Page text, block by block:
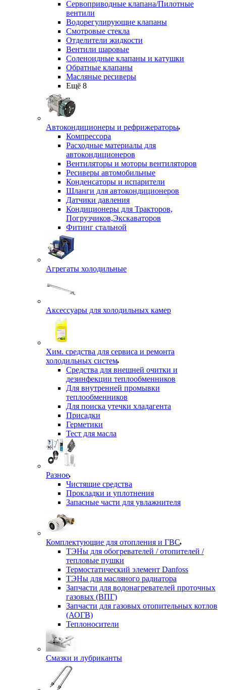
Сервоприводные клапана/Пилотные
вентили
Водорегулирующие клапаны
Смотровые стекла
Отделители жидкости
Вентили шаровые
Соленоидные клапаны и катушки
Обратные клапаны
Масляные ресиверы
Ещё 8
Автокондиционеры и рефрижераторы
Компрессора
Расходные материалы для
автокондиционеров
Вентиляторы и моторы вентиляторов
Ресиверы автомобильные
Конденсаторы и испарители
Шланги для автокондиционеров
Датчики давления
Кондиционеры для Тракторов,
Погрузчиков,Экскаваторов
Фитинг стальной
Агрегаты холодильные
Аксессуары для холодильных камер
Хим. средства для сервиса и ремонта
холодильных систем
Средства для внешней очитки и
дезинфекции теплообменников
Для внутренней промывки
теплообменников
Для поиска утечки хладагента
Присадки
Герметики
Тест для масла
Разное
Чистящие средства
Прокладки и уплотнения
Запасные части для увлажнителя
Комплектующие для отопления и ГВС
ТЭНы для обогревателей / отопителей /
тепловые пушки
Термостатический элемент Danfoss
ТЭНы для масляного радиатора
Запчасти для водонагревателей проточных
газовых (ВПГ)
Запчасти для газовых отопительных котлов
(АОГВ)
Теплоносители
Смазки и лубриканты